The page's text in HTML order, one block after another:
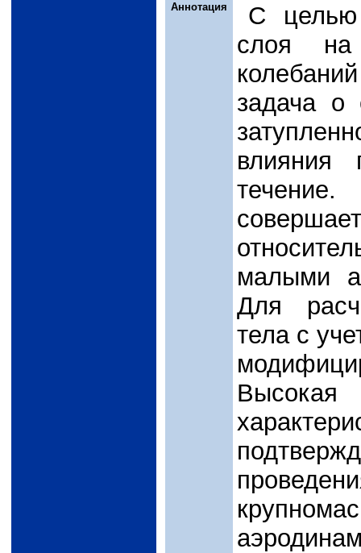
Аннотация
С целью
слоя на
задача о
влияния
малыми
Для
тела с